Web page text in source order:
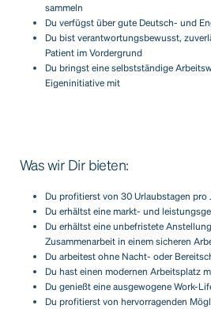
sammeln
Du verfügst über gute Deutsch- und
Du bist verantwortungsbewusst,
Patient im Vordergrund
Du bringst eine selbstständige
Eigeninitiative mit
Was wir Dir bieten:
Du profitierst von 30 Urlaubstagen pro
Du erhältst eine markt- und
Du erhältst eine unbefristete
Zusammenarbeit in einem sicheren
Du arbeitest ohne Nacht- oder
Du hast einen modernen Arbeitsplatz
Du genießt eine ausgewogene Work-
Du profitierst von hervorragenden